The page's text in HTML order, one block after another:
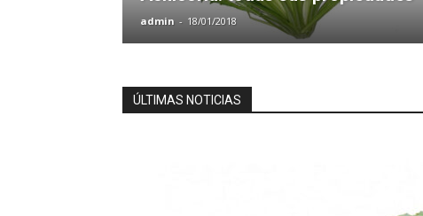
admin - 18/01/2018
ÚLTIMAS NOTICIAS